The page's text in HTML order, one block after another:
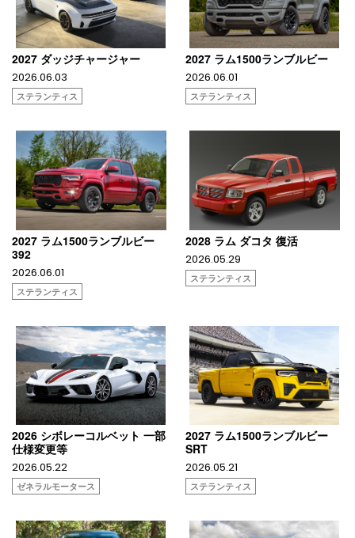
2027 ダッジチャージャー
2026.06.03
ステランティス
2027 ラム1500ランブルビー
2026.06.01
ステランティス
2027 ラム1500ランブルビー
392
2026.06.01
ステランティス
2028 ラム ダコタ 復活
2026.05.29
ステランティス
2026 シボレーコルベット 一部
仕様変更等
2026.05.22
ゼネラルモータース
2027 ラム1500ランブルビー
SRT
2026.05.21
ステランティス